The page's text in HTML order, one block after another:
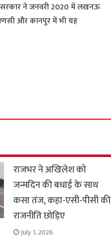
सरकार ने जनवरी 2020 में लखनऊ
और कानपुर में भी यह
राजभर ने अखिलेश को
जन्मदिन की बधाई के साथ
कसा तंज, कहा-एसी-पीसी की
राजनीति छोड़िए
July 1, 2026